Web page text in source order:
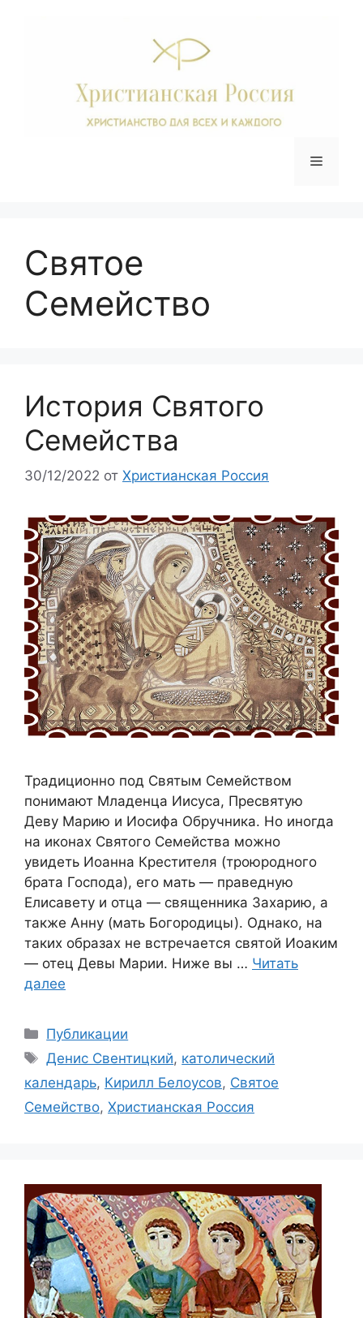
Меню
Святое
Семейство
История Святого
Семейства
30/12/2022 от Христианская Россия
Традиционно под Святым Семейством
понимают Младенца Иисуса, Пресвятую
Деву Марию и Иосифа Обручника. Но иногда
на иконах Святого Семейства можно
увидеть Иоанна Крестителя (троюродного
брата Господа), его мать — праведную
Елисавету и отца — священника Захарию, а
также Анну (мать Богородицы). Однако, на
таких образах не встречается святой Иоаким
— отец Девы Марии. Ниже вы … Читать
далее
Рубрики
Публикации
Метки
Денис Свентицкий, католический
календарь, Кирилл Белоусов, Святое
Семейство, Христианская Россия